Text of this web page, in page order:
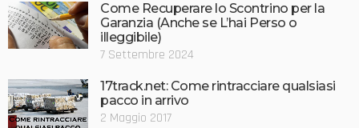
Come Recuperare lo Scontrino per la
Garanzia (Anche se L’hai Perso o
illeggibile)
7 Settembre 2024
17track.net: Come rintracciare qualsiasi
pacco in arrivo
2 Maggio 2017